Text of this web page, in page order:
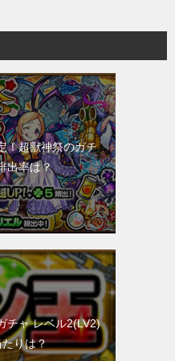
！超獣神祭のガチ
出率は？
チャ レベル2(LV2)
りは？